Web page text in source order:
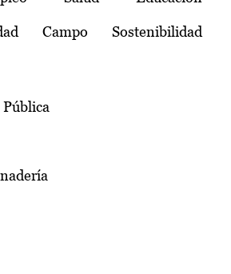
Campo Sostenibilidad